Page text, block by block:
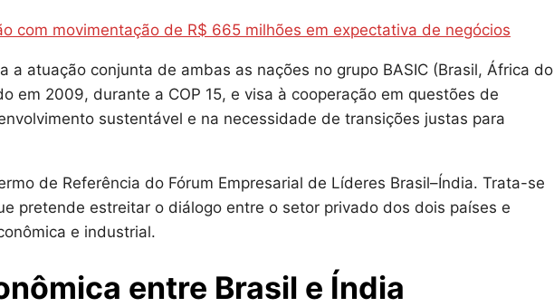
com movimentação de R$ 665 milhões em expectativa de negócios
a atuação conjunta de ambas as nações no grupo BASIC (Brasil, África do
em 2009, durante a COP 15, e visa à cooperação em questões de
sustentável e na necessidade de transições justas para
de Referência do Fórum Empresarial de Líderes Brasil–Índia. Trata-se
pretende estreitar o diálogo entre o setor privado dos dois países e
e industrial.
entre Brasil e Índia